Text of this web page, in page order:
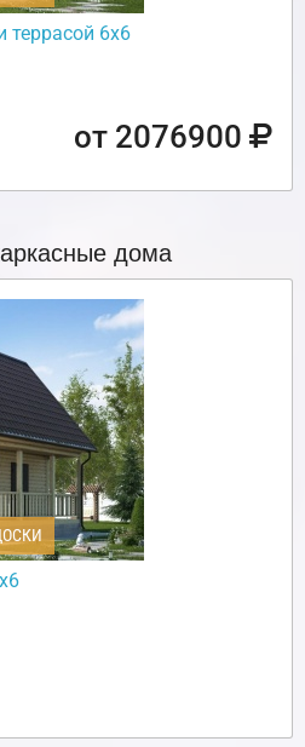
6х6
от 2076900
дома